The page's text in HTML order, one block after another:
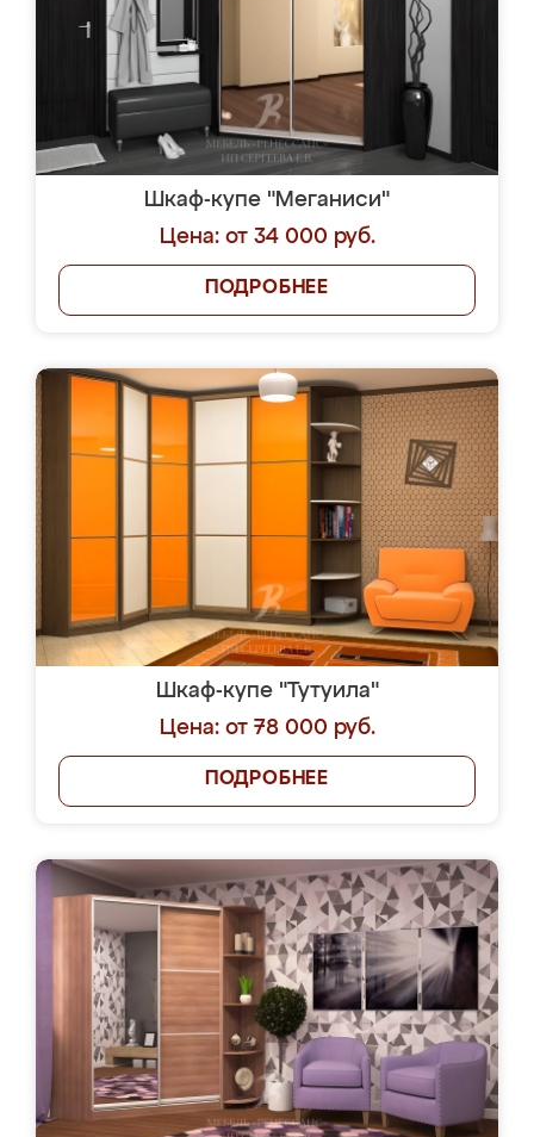
Шкаф-купе "Меганиси"
Цена: от 34 000 руб.
ПОДРОБНЕЕ
Шкаф-купе "Тутуила"
Цена: от 78 000 руб.
ПОДРОБНЕЕ